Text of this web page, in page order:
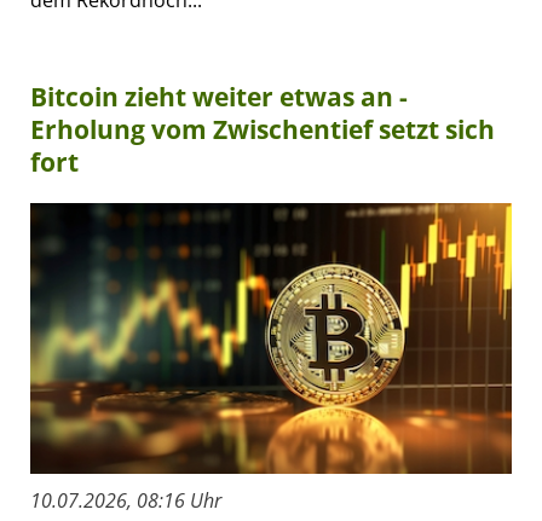
Bitcoin zieht weiter etwas an -
Erholung vom Zwischentief setzt sich
fort
10.07.2026, 08:16 Uhr